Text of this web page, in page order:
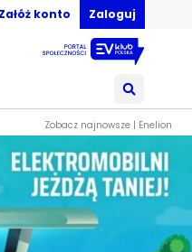
Załóż konto Zaloguj
Zobacz najnowsze | Enelion